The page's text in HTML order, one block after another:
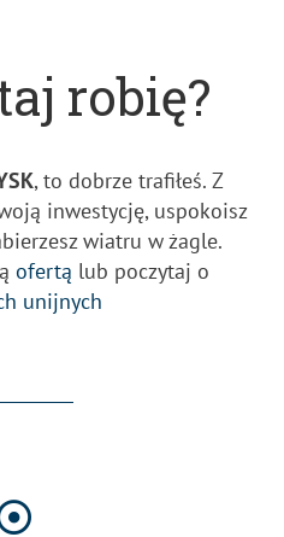
robię?
, to dobrze trafiłeś. Z
inwestycję, uspokoisz
wiatru w żagle.
ofertą lub poczytaj o
unijnych